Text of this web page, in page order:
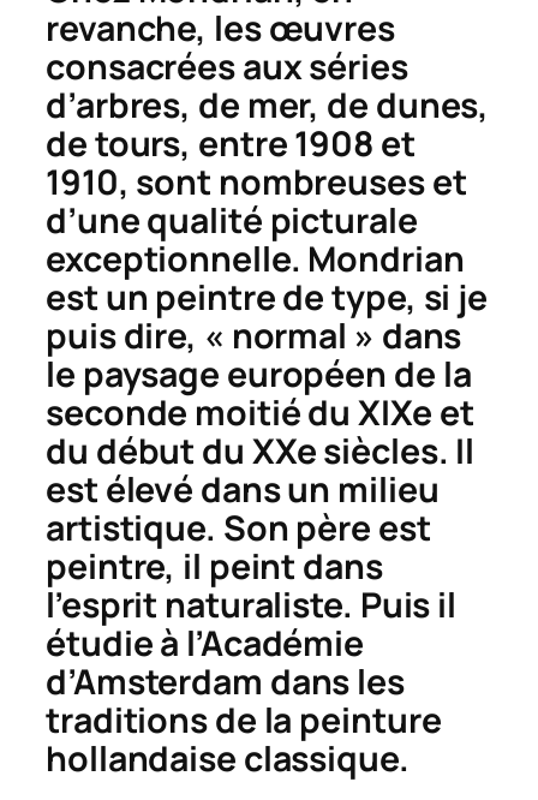
revanche, les œuvres
consacrées aux séries
d’arbres, de mer, de dunes,
de tours, entre 1908 et
1910, sont nombreuses et
d’une qualité picturale
exceptionnelle. Mondrian
est un peintre de type, si je
puis dire, « normal » dans
le paysage européen de la
seconde moitié du XIXe et
du début du XXe siècles. Il
est élevé dans un milieu
artistique. Son père est
peintre, il peint dans
l’esprit naturaliste. Puis il
étudie à l’Académie
d’Amsterdam dans les
traditions de la peinture
hollandaise classique.